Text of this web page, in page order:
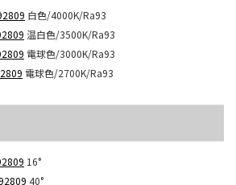
白色/4000K/Ra93
温白色/3500K/Ra93
電球色/3000K/Ra93
電球色/2700K/Ra93
16°
40°